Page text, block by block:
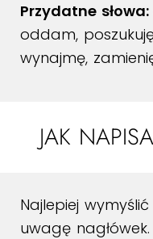
Przydatne słowa:
oddam,
wynajmę,
JAK
Najlepiej
uwagę nagłówek.